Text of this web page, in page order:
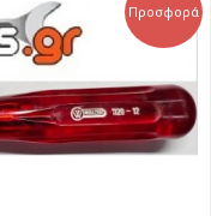
Προσφορά